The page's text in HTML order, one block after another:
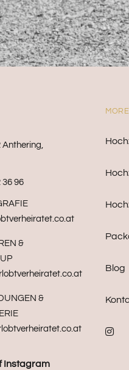
Anthering,
36 96
&
&
Instagram
Blog